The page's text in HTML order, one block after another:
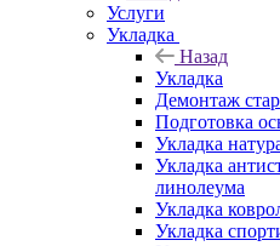
Услуги
Укладка
Назад
Укладка
Демонтаж
Подготовка
Укладка
Укладка
линолеума
Укладка
Укладка